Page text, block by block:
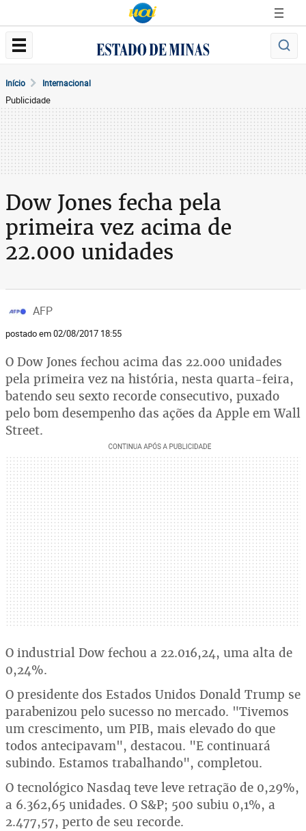
Início Internacional
Publicidade
Dow Jones fecha pela
primeira vez acima de
22.000 unidades
AFP
postado em 02/08/2017 18:55
O Dow Jones fechou acima das 22.000 unidades
pela primeira vez na história, nesta quarta-feira,
batendo seu sexto recorde consecutivo, puxado
pelo bom desempenho das ações da Apple em Wall
Street.
O industrial Dow fechou a 22.016,24, uma alta de
0,24%.
O presidente dos Estados Unidos Donald Trump se
parabenizou pelo sucesso no mercado. "Tivemos
um crescimento, um PIB, mais elevado do que
todos antecipavam", destacou. "E continuará
subindo. Estamos trabalhando", completou.
O tecnológico Nasdaq teve leve retração de 0,29%,
a 6.362,65 unidades. O S&P; 500 subiu 0,1%, a
2.477,57, perto de seu recorde.